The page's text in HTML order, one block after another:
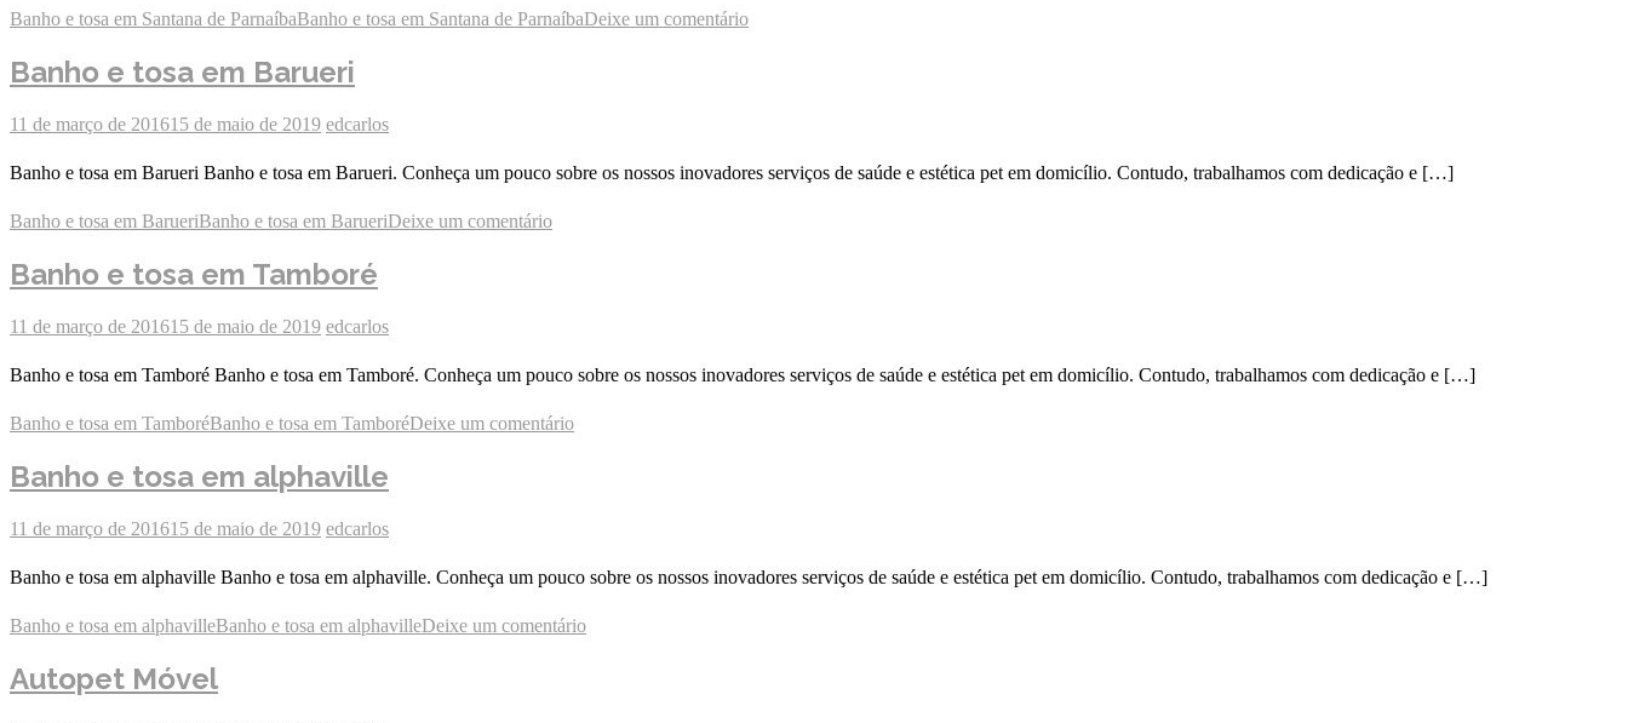
Banho e tosa em Santana de ParnaíbaBanho e tosa em Santana de ParnaíbaDeixe um comentário
Banho e tosa em Barueri
11 de março de 201615 de maio de 2019 edcarlos
Banho e tosa em Barueri Banho e tosa em Barueri. Conheça um pouco sobre os nossos inovadores serviços de saúde e estética pet em domicílio. Contudo, trabalhamos com dedicação e […]
Banho e tosa em BarueriBanho e tosa em BarueriDeixe um comentário
Banho e tosa em Tamboré
11 de março de 201615 de maio de 2019 edcarlos
Banho e tosa em Tamboré Banho e tosa em Tamboré. Conheça um pouco sobre os nossos inovadores serviços de saúde e estética pet em domicílio. Contudo, trabalhamos com dedicação e […]
Banho e tosa em TamboréBanho e tosa em TamboréDeixe um comentário
Banho e tosa em alphaville
11 de março de 201615 de maio de 2019 edcarlos
Banho e tosa em alphaville Banho e tosa em alphaville. Conheça um pouco sobre os nossos inovadores serviços de saúde e estética pet em domicílio. Contudo, trabalhamos com dedicação e […]
Banho e tosa em alphavilleBanho e tosa em alphavilleDeixe um comentário
Autopet Móvel